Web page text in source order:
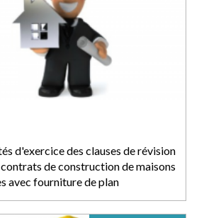
d'exercice des clauses de révision
de construction de maisons
avec fourniture de plan